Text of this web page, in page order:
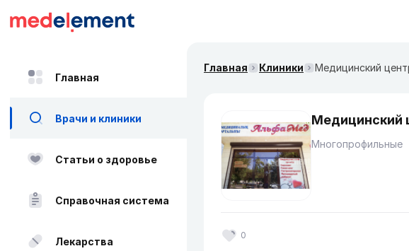
Главная
Врачи и клиники
Статьи о здоровье
Справочная система
Лекарства
Главная Клиники Медицинский
Многопрофильные
0